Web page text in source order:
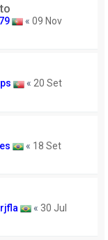
« 09 Nov
« 20 Set
« 18 Set
« 30 Jul